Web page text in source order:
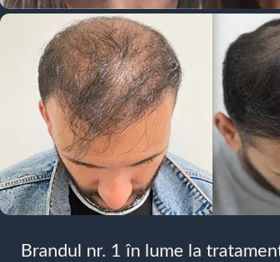
Brandul nr. 1 în lume la